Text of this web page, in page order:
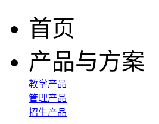
首页
产品与方案
教学产品
管理产品
招生产品